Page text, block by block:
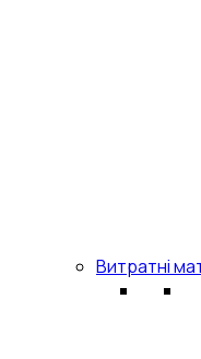
Витратні